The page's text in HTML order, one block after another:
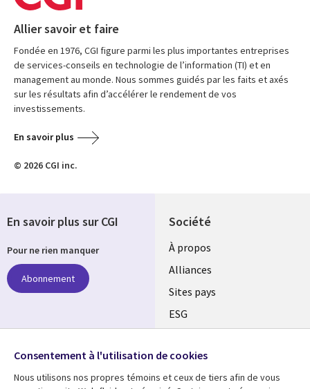
Allier savoir et faire
Fondée en 1976, CGI figure parmi les plus importantes entreprises
de services-conseils en technologie de l’information (TI) et en
management au monde. Nous sommes guidés par les faits et axés
sur les résultats afin d’accélérer le rendement de vos
investissements.
En savoir plus
© 2026 CGI inc.
Société
À propos
Alliances
Sites pays
ESG
Fusions
Salle de presse
En savoir plus sur CGI
Pour ne rien manquer
Abonnement
Suivez-nous
Social
Consentement à l'utilisation de cookies
Nous utilisons nos propres témoins et ceux de tiers afin de vous